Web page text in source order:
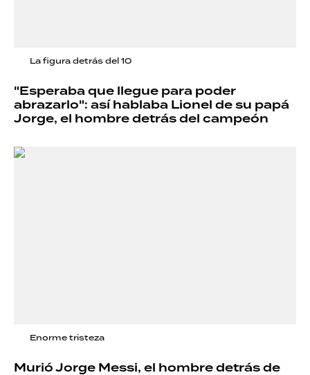
La figura detrás del 10
"Esperaba que llegue para poder
abrazarlo": así hablaba Lionel de su papá
Jorge, el hombre detrás del campeón
Enorme tristeza
Murió Jorge Messi, el hombre detrás de